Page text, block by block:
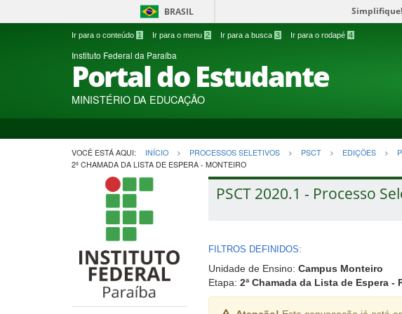
BRASIL Simplifique!
Ir para o conteúdo 1 Ir para o menu 2 Ir para a busca 3 Ir para o rodapé 4
Instituto Federal da Paraíba
Portal do Estudante
MINISTÉRIO DA EDUCAÇÃO
VOCÊ ESTÁ AQUI: INÍCIO PROCESSOS SELETIVOS PSCT EDIÇÕES
2ª CHAMADA DA LISTA DE ESPERA - MONTEIRO
PSCT 2020.1 - Processo
FILTROS DEFINIDOS:
Unidade de Ensino: Campus Monteiro
Etapa: 2ª Chamada da Lista de Espera -